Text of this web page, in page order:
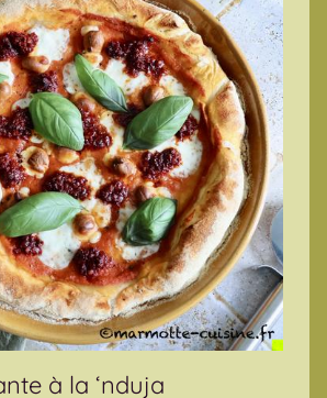
à la ‘nduja